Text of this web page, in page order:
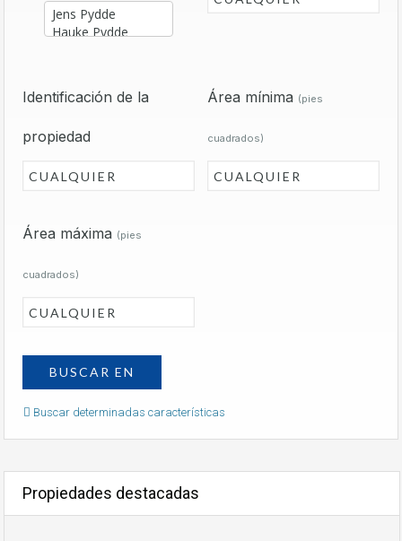
Identificación de la
propiedad
Área mínima (pies
cuadrados)
Área máxima (pies
cuadrados)
Buscar determinadas características
Propiedades destacadas